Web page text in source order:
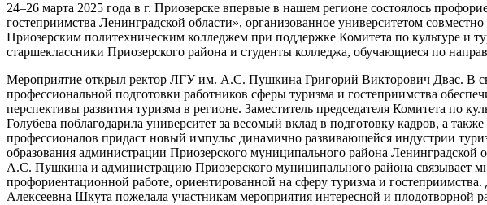
24–26 марта 2025 года в г. Приозерске впервые в нашем регионе состоялось
гостеприимства Ленинградской области», организованное университетом
Приозерским политехническим колледжем при поддержке Комитета по культуре и
старшеклассники Приозерского района и студенты колледжа, обучающиеся по
Мероприятие открыл ректор ЛГУ им. А.С. Пушкина Григорий Викторович Двас. В
профессиональной подготовки работников сферы туризма и гостеприимства
перспективы развития туризма в регионе. Заместитель председателя Комитета по
Голубева поблагодарила университет за весомый вклад в подготовку кадров, а
профессионалов придаст новый импульс динамично развивающейся индустрии
образования администрации Приозерского муниципального района
А.С. Пушкина и администрацию Приозерского муниципального района связывает
профориентационной работе, ориентированной на сферу туризма и
Алексеевна Шкута пожелала участникам мероприятия интересной и плодотворной